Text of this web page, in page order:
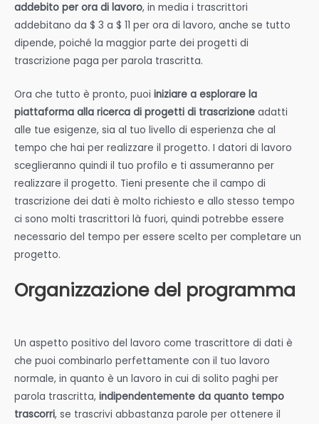
addebito per ora di lavoro, in media i trascrittori
addebitano da $ 3 a $ 11 per ora di lavoro, anche se tutto
dipende, poiché la maggior parte dei progetti di
trascrizione paga per parola trascritta.
Ora che tutto è pronto, puoi iniziare a esplorare la
piattaforma alla ricerca di progetti di trascrizione adatti
alle tue esigenze, sia al tuo livello di esperienza che al
tempo che hai per realizzare il progetto. I datori di lavoro
sceglieranno quindi il tuo profilo e ti assumeranno per
realizzare il progetto. Tieni presente che il campo di
trascrizione dei dati è molto richiesto e allo stesso tempo
ci sono molti trascrittori là fuori, quindi potrebbe essere
necessario del tempo per essere scelto per completare un
progetto.
Organizzazione del programma
Un aspetto positivo del lavoro come trascrittore di dati è
che puoi combinarlo perfettamente con il tuo lavoro
normale, in quanto è un lavoro in cui di solito paghi per
parola trascritta, indipendentemente da quanto tempo
trascorri, se trascrivi abbastanza parole per ottenere il